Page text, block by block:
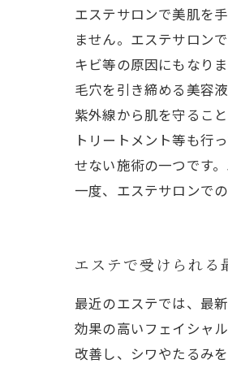
エステサロンで美肌を
ません。エステサロン
キビ等の原因にもなり
毛穴を引き締める美容
紫外線から肌を守るこ
トリートメント等も行
せない施術の一つです
一度、エステサロンで
エステで受けられる
最近のエステでは、最
効果の高いフェイシャ
改善し、シワやたるみ